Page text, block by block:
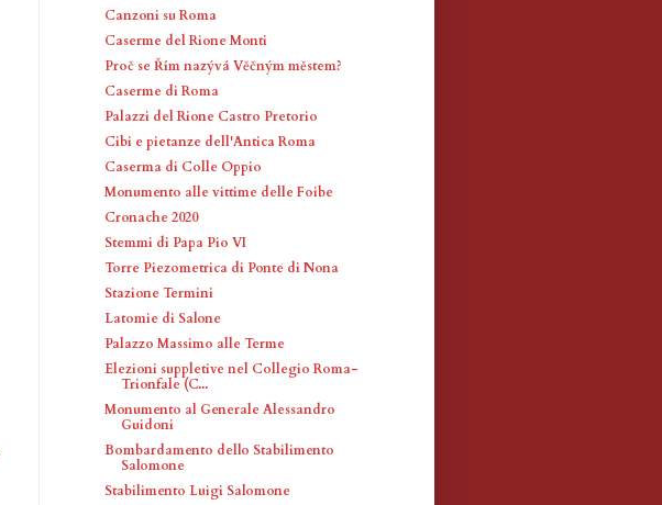
Canzoni su Roma
Caserme del Rione Monti
Proč se Řím nazývá Věčným městem?
Caserme di Roma
Palazzi del Rione Castro Pretorio
Cibi e pietanze dell'Antica Roma
Caserma di Colle Oppio
Monumento alle vittime delle Foibe
Cronache 2020
Stemmi di Papa Pio VI
Torre Piezometrica di Ponte di Nona
Stazione Termini
Latomie di Salone
Palazzo Massimo alle Terme
Elezioni suppletive nel Collegio Roma-
Trionfale (C...
Monumento al Generale Alessandro
Guidoni
Bombardamento dello Stabilimento
Salomone
Stabilimento Luigi Salomone